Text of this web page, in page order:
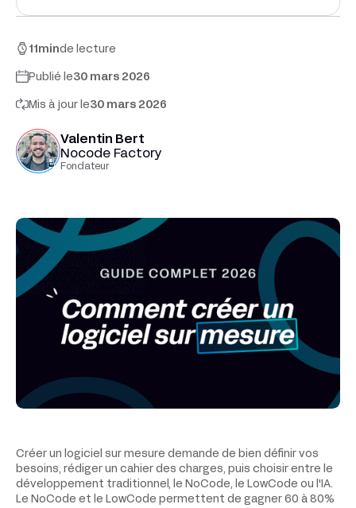
11 minde lecture
Publié le30 mars 2026
Mis à jour le30 mars 2026
Valentin Bert
Nocode Factory
Fondateur
Créer un logiciel sur mesure demande de bien définir vos
besoins, rédiger un cahier des charges, puis choisir entre le
développement traditionnel, le NoCode, le LowCode ou l'IA.
Le NoCode et le LowCode permettent de gagner 60 à 80%